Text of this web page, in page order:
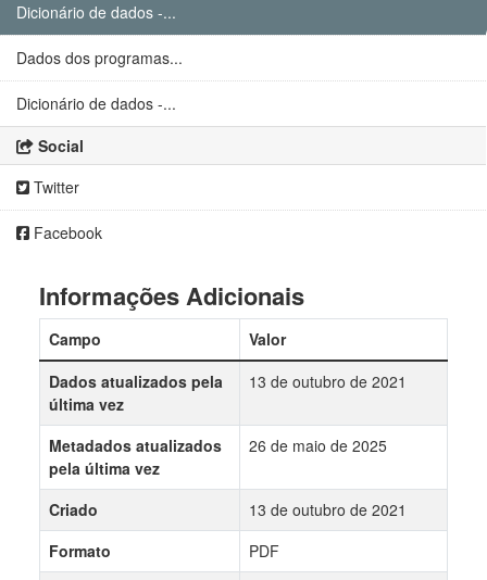
Dicionário de dados -...
Dados dos programas...
Dicionário de dados -...
Social
Twitter
Facebook
Informações Adicionais
Campo
Valor
Dados atualizados pela
última vez
13 de outubro de 2021
Metadados atualizados
pela última vez
26 de maio de 2025
Criado
13 de outubro de 2021
Formato
PDF